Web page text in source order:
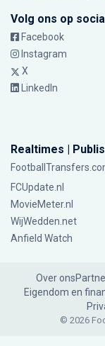
Volg ons op
Facebook
Instagram
X
LinkedIn
Realtimes |
FCUpdate.nl
MovieMeter.nl
WijWedden.net
Anfield Watch
Over ons
Eigendom en
© 2026